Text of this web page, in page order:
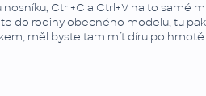
Ctrl+C a Ctrl+V na to samé
do rodiny obecného modelu, tu
měl byste tam mít díru po hmotě